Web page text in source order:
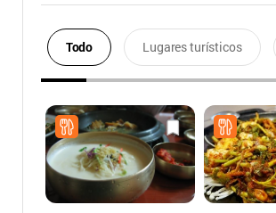
Todo Lugares turísticos